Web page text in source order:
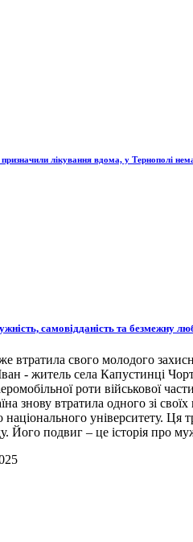
лікування вдома, у Тернополі
самовідданість та безмежну
втратила свого молодого
- житель села Капустинці
роти військової
знову втратила одного зі
національного університету.
Його подвиг – це історія про